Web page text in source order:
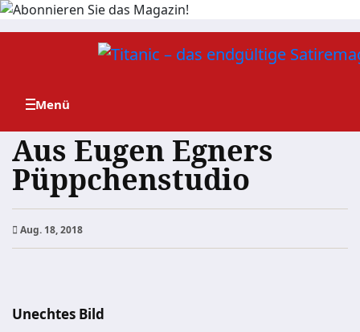
Zum
Aus Eugen Egners
Püppchenstudio
Aug. 18, 2018
Unechtes Bild